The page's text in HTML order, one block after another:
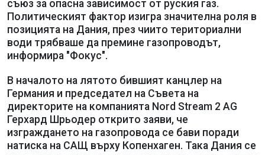
съюз за опасна зависимост от руския газ.
Политическият фактор изигра значителна роля в
позицията на Дания, през чиито териториални
води трябваше да премине газопроводът,
информира "Фокус".
В началото на лятото бившият канцлер на
Германия и председател на Съвета на
директорите на компанията Nord Stream 2 AG
Герхард Шрьодер открито заяви, че
изграждането на газопровода се бави поради
натиска на САЩ върху Копенхаген. Така Дания се